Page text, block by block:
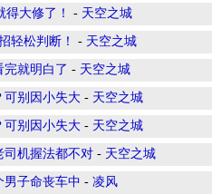
大修了！ - 天空之城
轻松判断！ - 天空之城
就明白了 - 天空之城
可别因小失大 - 天空之城
可别因小失大 - 天空之城
司机握法都不对 - 天空之城
男子命丧车中 - 凌风